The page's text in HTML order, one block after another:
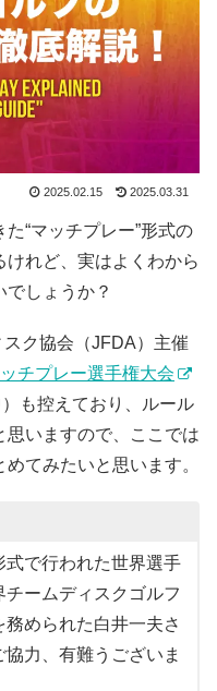
2025.02.15 2025.03.31
“マッチプレー”形式の
れど、実はよくわから
しょうか？
ク協会（JFDA）主催
チプレー選手権大会
も控えており、ルール
思いますので、ここでは
てみたいと思います。
で行われた世界選手
ームディスクゴルフ
められた白井一夫さ
力、有難うございま